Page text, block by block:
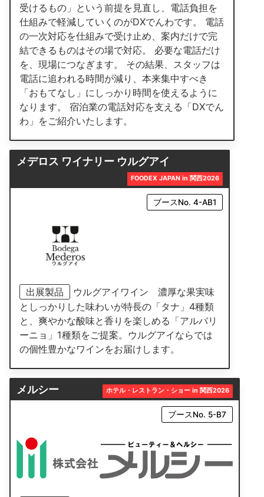
受けるもの」という前提を見直し、電話負担を
仕組みで軽減していくのがDXでんわです。 電話
の一次対応を仕組みで受け止め、案内だけで完
結できるものはその場で対応。 必要な電話だけ
を、現場につなぎます。 その結果、スタッフは
電話に追われる時間が減り、本来集中すべき
「おもてなし」にしっかり時間を使えるように
なります。 宿泊業の電話対応を支える「DXでん
わ」をご紹介いたします。
メデロス ワイナリー ウルグアイ
FOODEX JAPAN in 関西2026
ブースNo. 4-AB1
出展製品
ウルグアイワイン 濃厚な果実味
としっかりした味わいが特長の「タナ」4種類
と、爽やかな酸味と香りを楽しめる「アルバリ
ーニョ」1種類をご提案。ウルグアイならでは
の個性豊かなワインをお届けします。
メルシー ホテル・レストラン・ショー in 関西2026
ブースNo. 5-B7